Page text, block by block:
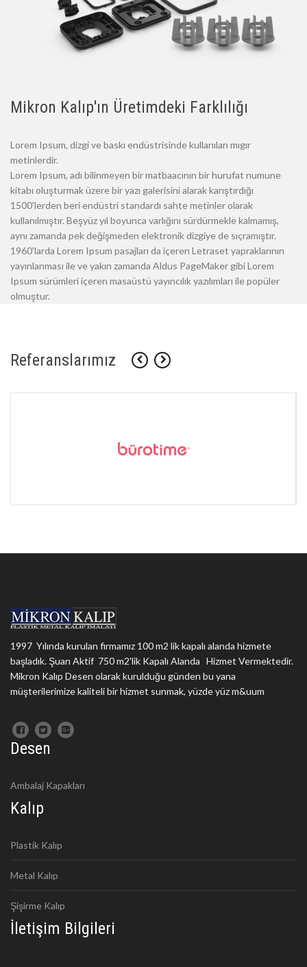
Mikron Kalıp'ın Üretimdeki Farklılığı
Lorem Ipsum, dizgi ve baskı endüstrisinde kullanılan mıgır
metinlerdir.
Lorem Ipsum, adı bilinmeyen bir matbaacının bir hurufat numune
kitabı oluşturmak üzere bir yazı galerisini alarak karıştırdığı
1500'lerden beri endüstri standardı sahte metinler olarak
kullanılmıştır. Beşyüz yıl boyunca varlığını sürdürmekle kalmamış,
aynı zamanda pek değişmeden elektronik dizgiye de sıçramıştır.
1960'larda Lorem Ipsum pasajları da içeren Letraset yapraklarının
yayınlanması ile ve yakın zamanda Aldus PageMaker gibi Lorem
Ipsum sürümleri içeren masaüstü yayıncılık yazılımları ile popüler
olmuştur.
Referanslarımız
1997 Yılında kurulan firmamız 100 m2 lik kapalı alanda hizmete
başladık. Şuan Aktif 750 m2'lik Kapalı Alanda Hizmet Vermektedir.
Mikron Kalıp Desen olarak kurulduğu günden bu yana
müşterilerimize kaliteli bir hizmet sunmak, yüzde yüz m&uum
Desen
Ambalaj Kapakları
Kalıp
Plastik Kalıp
Metal Kalıp
Şişirme Kalıp
İletişim Bilgileri